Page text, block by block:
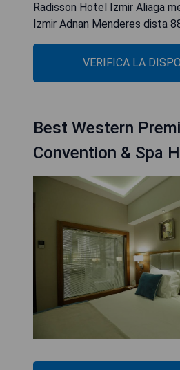
Radisson Hotel Izmir Aliaga
Izmir Adnan Menderes dista
VERIFICA LA
Best Western
Convention & Spa